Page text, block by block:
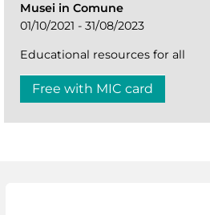
Musei in Comune
01/10/2021 - 31/08/2023
Educational resources for all
Free with MIC card